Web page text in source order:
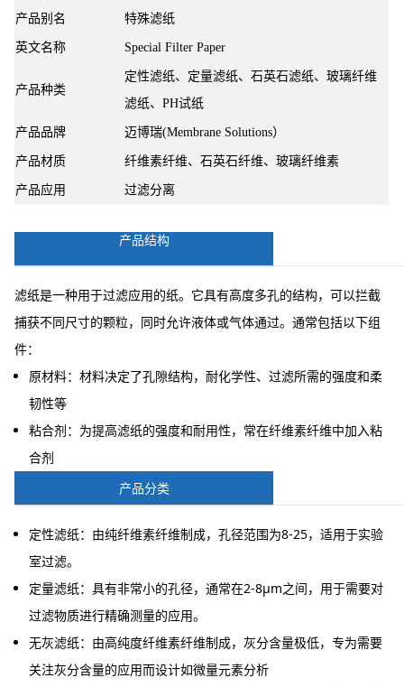
产品别名 特殊滤纸
英文名称 Special Filter Paper
产品种类
定性滤纸、定量滤纸、石英石滤纸、玻璃纤维
滤纸、PH试纸
产品品牌 迈博瑞(Membrane Solutions）
产品材质 纤维素纤维、石英石纤维、玻璃纤维素
产品应用 过滤分离
产品结构
滤纸是一种用于过滤应用的纸。它具有高度多孔的结构，可以拦截
捕获不同尺寸的颗粒，同时允许液体或气体通过。通常包括以下组
件：
原材料：材料决定了孔隙结构，耐化学性、过滤所需的强度和柔
韧性等
粘合剂：为提高滤纸的强度和耐用性，常在纤维素纤维中加入粘
合剂
产品分类
定性滤纸：由纯纤维素纤维制成，孔径范围为8-25，适用于实验
室过滤。
定量滤纸：具有非常小的孔径，通常在2-8μm之间，用于需要对
过滤物质进行精确测量的应用。
无灰滤纸：由高纯度纤维素纤维制成，灰分含量极低，专为需要
关注灰分含量的应用而设计如微量元素分析